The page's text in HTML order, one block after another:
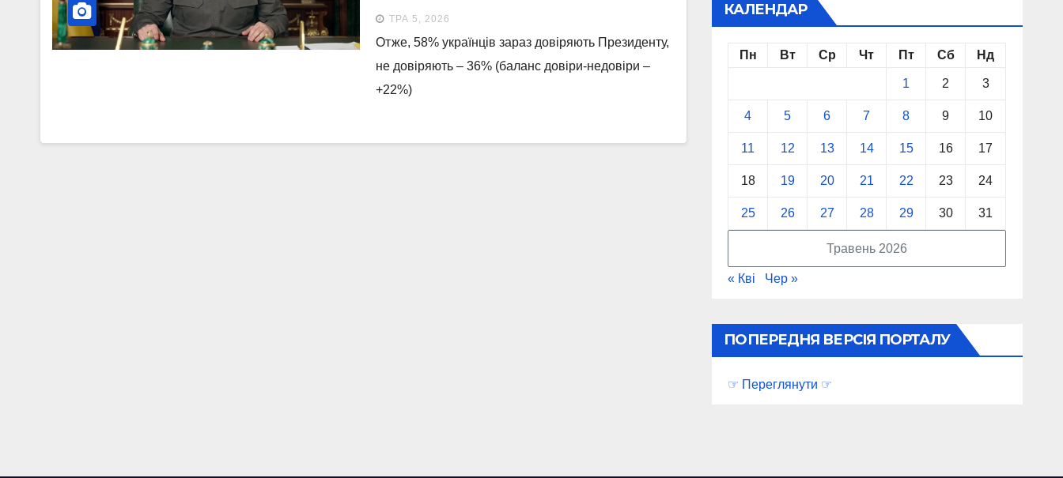
опитування, проведеного 20-27
квітня 2026 року
ТРА 5, 2026
Отже, 58% українців зараз довіряють Президенту,
не довіряють – 36% (баланс довіри-недовіри –
+22%)
КАЛЕНДАР
Травень 2026
Пн Вт Ср Чт Пт Сб Нд
1 2 3
4 5 6 7 8 9 10
11 12 13 14 15 16 17
18 19 20 21 22 23 24
25 26 27 28 29 30 31
« Кві Чер »
ПОПЕРЕДНЯ ВЕРСІЯ ПОРТАЛУ
☞ Переглянути ☞